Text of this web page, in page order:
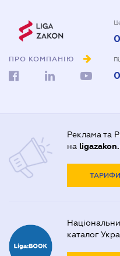
ПРО КОМПАНІЮ
Реклама та
на
ТАРИФИ
каталог